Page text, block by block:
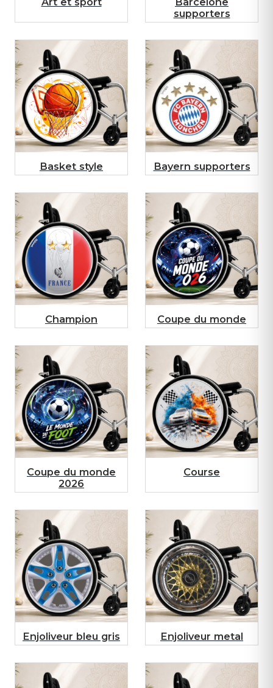
supporters
Basket style Bayern supporters
Champion Coupe du monde
Coupe du monde
2026
Course
Enjoliveur bleu gris Enjoliveur metal